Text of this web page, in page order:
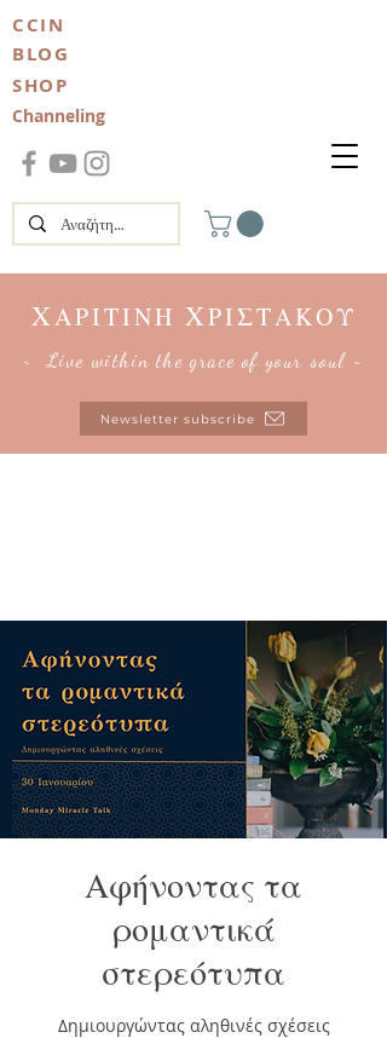
ΧΑΡΙΤΙΝΗ ΧΡΙΣΤΑΚΟΥ
~ Live within the grace of your soul ~
Newsletter subscribe
CCIN
BLOG
SHOP
Channeling
Aφήνοντας τα
ρομαντικά
στερεότυπα
Δημιουργώντας αληθινές σχέσεις